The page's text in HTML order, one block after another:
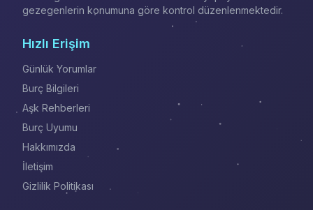
gezegenlerin konumuna göre kontrol düzenlenmektedir.
Hızlı Erişim
Günlük Yorumlar
Burç Bilgileri
Aşk Rehberleri
Burç Uyumu
Hakkımızda
İletişim
Gizlilik Politikası